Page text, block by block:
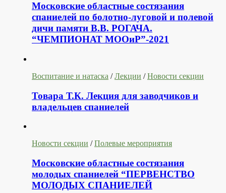
Московские областные состязания
спаниелей по болотно-луговой и полевой
дичи памяти В.В. РОГАЧА.
“ЧЕМПИОНАТ МООиР”-2021
Воспитание и натаска /Лекции /Новости секции
Товара Т.К. Лекция для заводчиков и
владельцев спаниелей
Новости секции /Полевые мероприятия
Московские областные состязания
молодых спаниелей “ПЕРВЕНСТВО
МОЛОДЫХ СПАНИЕЛЕЙ